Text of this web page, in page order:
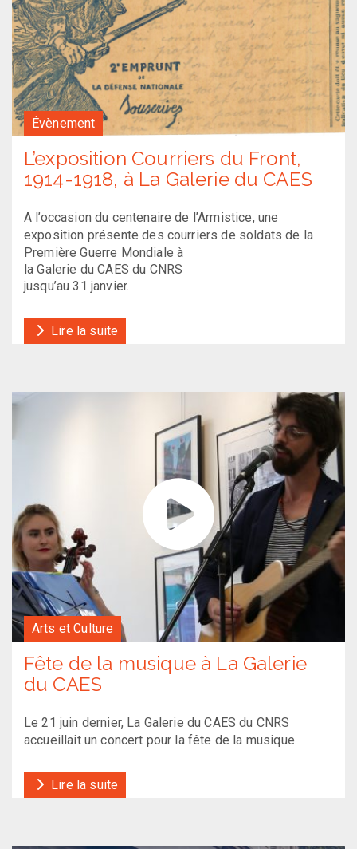
Évènement
L’exposition Courriers du Front,
1914-1918, à La Galerie du CAES
A l’occasion du centenaire de l’Armistice, une
exposition présente des courriers de soldats de la
Première Guerre Mondiale à
la Galerie du CAES du CNRS
jusqu’au 31 janvier.
Lire la suite
Arts et Culture
Fête de la musique à La Galerie
du CAES
Le 21 juin dernier, La Galerie du CAES du CNRS
accueillait un concert pour la fête de la musique.
Lire la suite